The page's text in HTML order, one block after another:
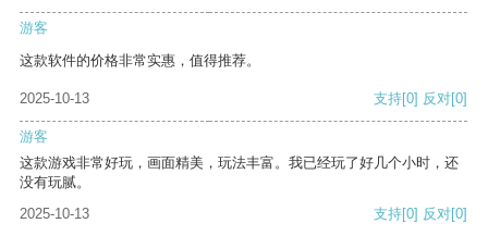
游客
这款软件的价格非常实惠，值得推荐。
2025-10-13 支持[0] 反对[0]
游客
这款游戏非常好玩，画面精美，玩法丰富。我已经玩了好几个小时，还
没有玩腻。
2025-10-13
支持[0] 反对[0]